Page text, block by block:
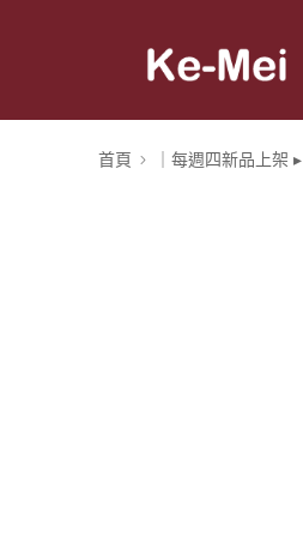
首頁 ｜每週四新品上架 ▸